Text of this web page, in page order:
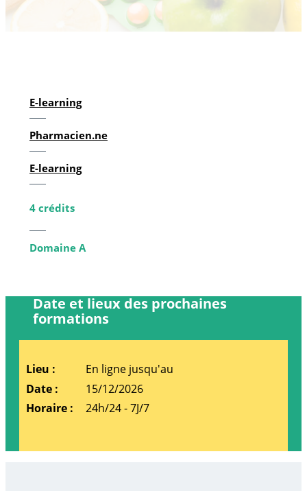
E-learning
Pharmacien.ne
E-learning
4 crédits
Domaine A
Date et lieux des prochaines
formations
En ligne jusqu'au
15/12/2026
24h/24 - 7J/7